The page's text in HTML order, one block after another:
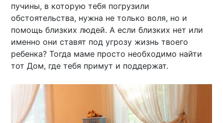
пучины, в которую тебя погрузили
обстоятельства, нужна не только воля, но и
помощь близких людей. А если близких нет или
именно они ставят под угрозу жизнь твоего
ребенка? Тогда маме просто необходимо найти
тот Дом, где тебя примут и поддержат.